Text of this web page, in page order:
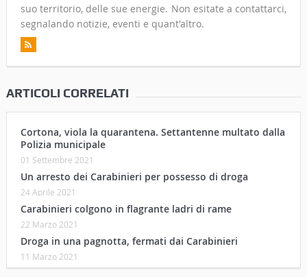
suo territorio, delle sue energie. Non esitate a contattarci,
segnalando notizie, eventi e quant'altro.
ARTICOLI CORRELATI
Cortona, viola la quarantena. Settantenne multato dalla
Polizia municipale
01 Settembre 2021
Un arresto dei Carabinieri per possesso di droga
24 Aprile 2021
Carabinieri colgono in flagrante ladri di rame
22 Marzo 2021
Droga in una pagnotta, fermati dai Carabinieri
11 Marzo 2021